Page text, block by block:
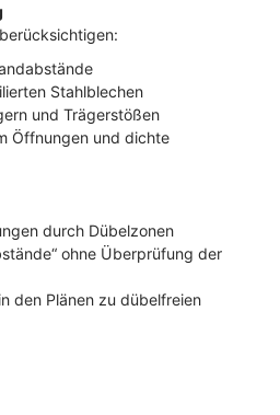
Stahlblechen
und Trägerstößen
Öffnungen und dichte
durch Dübelzonen
ohne Überprüfung der
den Plänen zu dübelfreien